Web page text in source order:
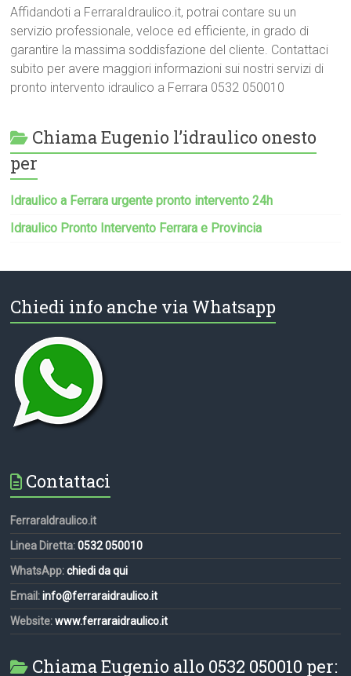
Affidandoti a FerraraIdraulico.it, potrai contare su un
servizio professionale, veloce ed efficiente, in grado di
garantire la massima soddisfazione del cliente. Contattaci
subito per avere maggiori informazioni sui nostri servizi di
pronto intervento idraulico a Ferrara 0532 050010
Chiama Eugenio l’idraulico onesto
per
Idraulico a Ferrara urgente pronto intervento 24h
Idraulico Pronto Intervento Ferrara e Provincia
Chiedi info anche via Whatsapp
Contattaci
FerraraIdraulico.it
Linea Diretta:0532 050010
WhatsApp:chiedi da qui
Email:info@ferraraidraulico.it
Website:www.ferraraidraulico.it
Chiama Eugenio allo 0532 050010 per: